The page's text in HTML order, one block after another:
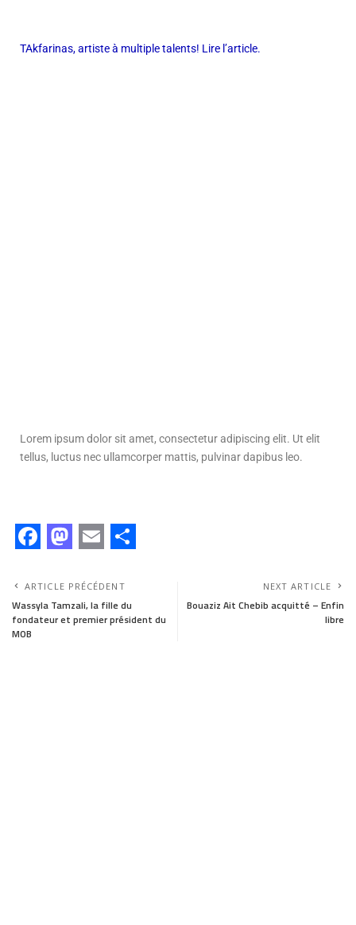
TAkfarinas, artiste à multiple talents! Lire l’article.
Lorem ipsum dolor sit amet, consectetur adipiscing elit. Ut elit
tellus, luctus nec ullamcorper mattis, pulvinar dapibus leo.
F
a
c
e
M
a
s
E
m
a
S
h
a
r
ARTICLE PRÉCÉDENT
Wassyla Tamzali, la fille du
fondateur et premier président du
MOB
NEXT ARTICLE
Bouaziz Ait Chebib acquitté – Enfin
libre